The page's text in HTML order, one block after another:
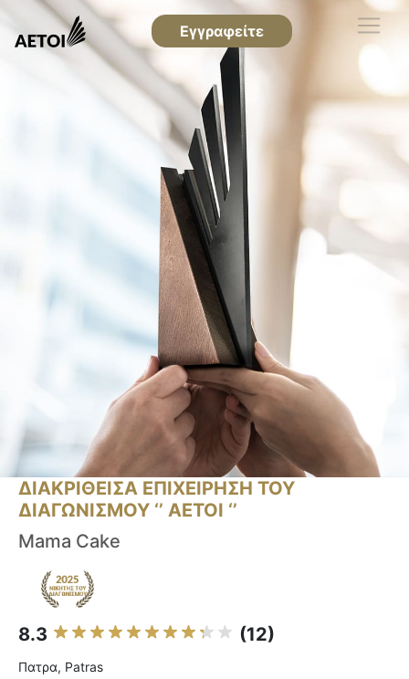
Εγγραφείτε
ΔΙΑΚΡΙΘΕΙΣΑ ΕΠΙΧΕΙΡΗΣΗ ΤΟΥ
ΔΙΑΓΩΝΙΣΜΟΥ ‘’ ΑΕΤΟΙ ‘’
Mama Cake
8.3 (12)
Πατρα, Patras